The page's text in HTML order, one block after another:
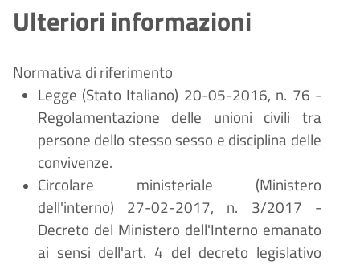
Ulteriori informazioni
Normativa di riferimento
Legge (Stato Italiano) 20-05-2016, n. 76 -
Regolamentazione delle unioni civili tra
persone dello stesso sesso e disciplina delle
convivenze.
Circolare ministeriale (Ministero
dell'interno) 27-02-2017, n. 3/2017 -
Decreto del Ministero dell'Interno emanato
ai sensi dell'art. 4 del decreto legislativo